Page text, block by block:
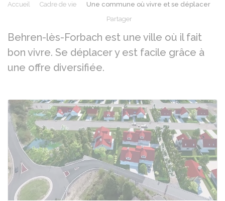
Accueil Cadre de vie
Une commune où vivre et se déplacer
Partager
Behren-lès-Forbach est une ville où il fait
bon vivre. Se déplacer y est facile grâce à
une offre diversifiée.